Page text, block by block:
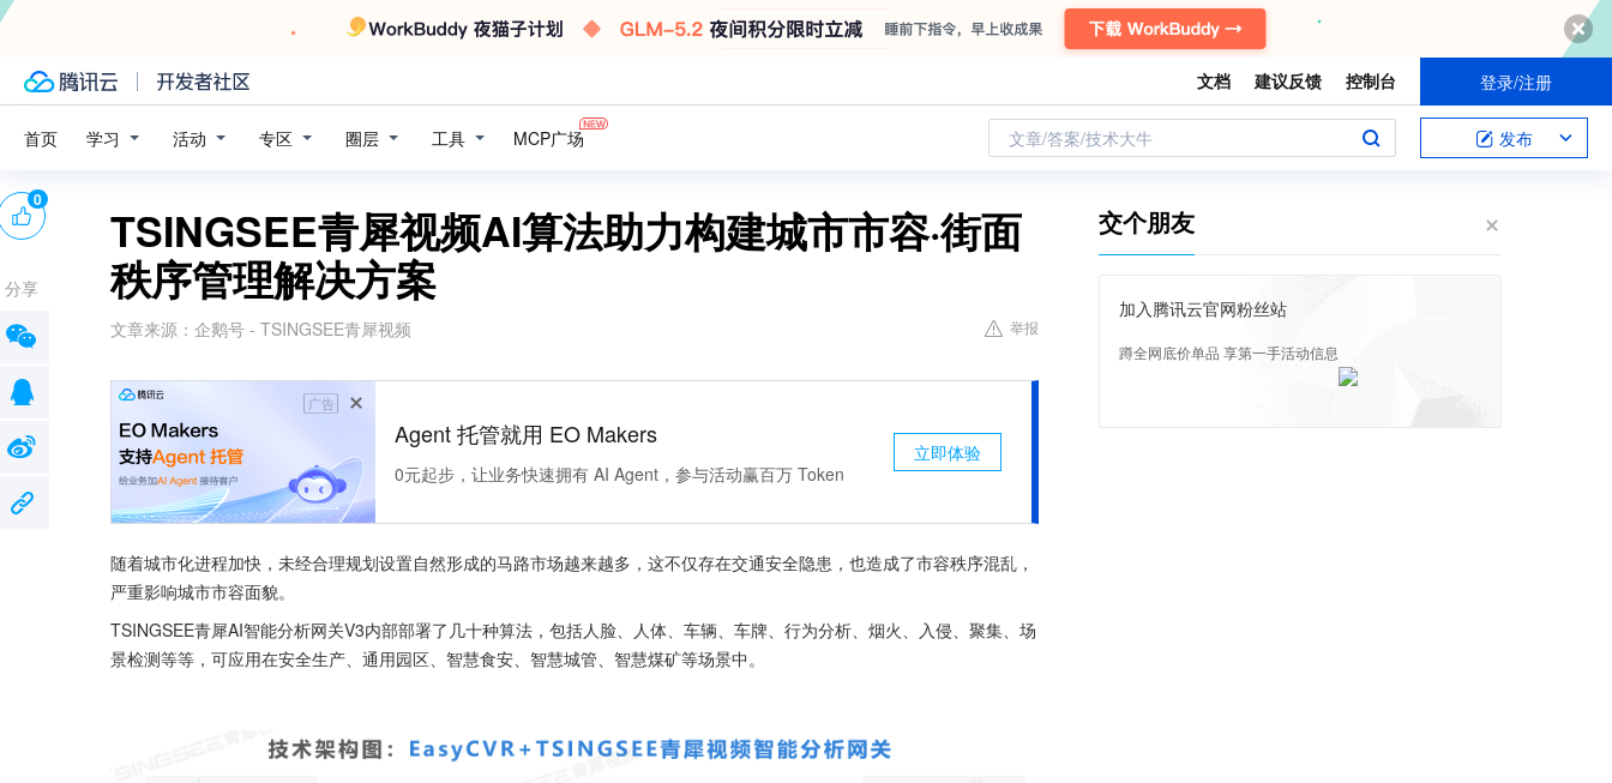
文档 建议反馈 控制台 登录/注册
首页 学习 活动 专区 圈层 工具 MCP广场 文章/答案/技术大牛 发布
TSINGSEE青犀视频AI算法助力构建城市市容·街面
秩序管理解决方案
文章来源： 企鹅号 - TSINGSEE青犀视频 举报
广告
Agent 托管就用 EO Makers
0元起步，让业务快速拥有 AI Agent，参与活动赢百万 Token
立即体验
随着城市化进程加快，未经合理规划设置自然形成的马路市场越来越多，这不仅存在交通安全隐患，也造成了市容秩序混乱，
严重影响城市市容面貌。
TSINGSEE青犀AI智能分析网关V3内部部署了几十种算法，包括人脸、人体、车辆、车牌、行为分析、烟火、入侵、聚集、场
景检测等等，可应用在安全生产、通用园区、智慧食安、智慧城管、智慧煤矿等场景中。
0
分享
交个朋友
加入腾讯云官网粉丝站
蹲全网底价单品 享第一手活动信息